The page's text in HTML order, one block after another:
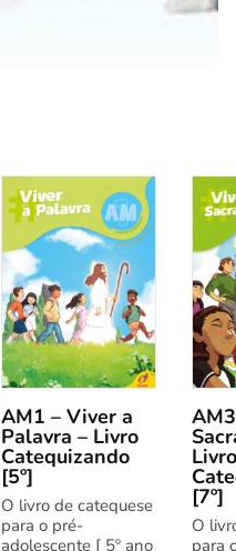
AM1 – Viver a
Palavra – Livro
Catequizando
[5º]
O livro de catequese
para o pré-
adolescente [ 5º ano
[7º]
O
para